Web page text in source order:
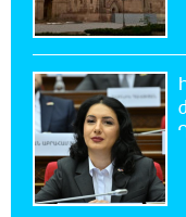
19:55:28
19:37:10
են